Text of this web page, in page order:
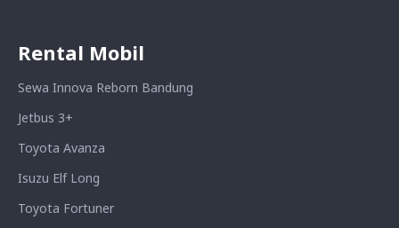
Rental Mobil
Sewa Innova Reborn Bandung
Jetbus 3+
Toyota Avanza
Isuzu Elf Long
Toyota Fortuner